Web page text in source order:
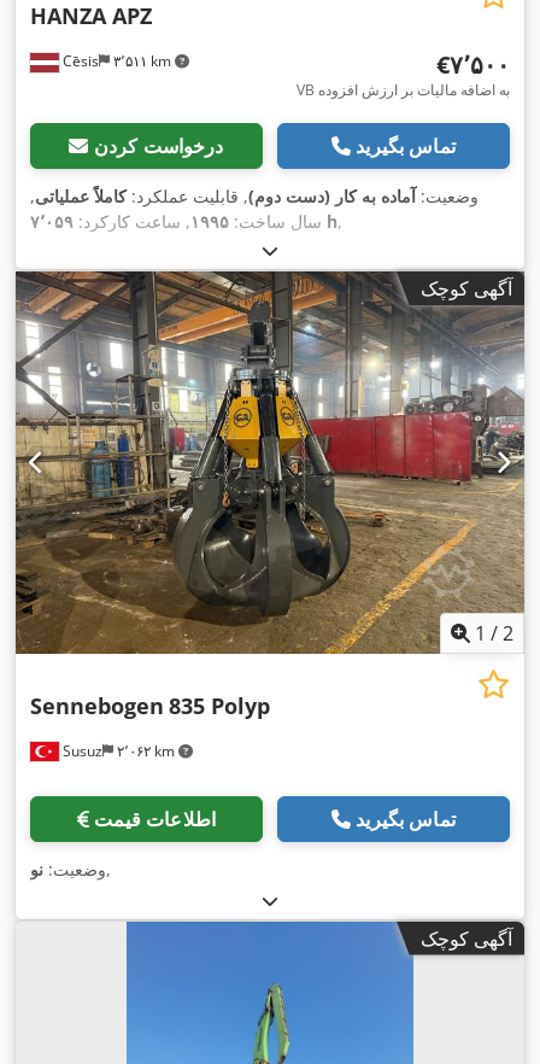
Cēsis ۳٬۵۱۱ km
HANZA APZ
‎€۷٬۵۰۰
VB به اضافه مالیات بر ارزش افزوده
درخواست کردن تماس بگیرید
وضعیت:آماده به کار (دست دوم), قابلیت عملکرد:کاملاً عملیاتی,
سال ساخت: ۱۹۹۵, ساعت کارکرد: ۷٬۰۵۹ h,
آگهی کوچک
1 /2
Susuz ۲٬۰۶۲ km
Sennebogen 835 Polyp
اطلاعات قیمت تماس بگیرید
وضعیت: نو ,
آگهی کوچک